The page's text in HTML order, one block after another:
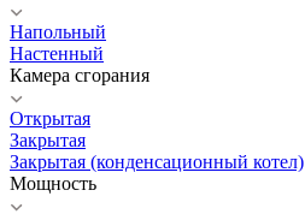
Напольный
Настенный
Камера сгорания
Открытая
Закрытая
Закрытая (конденсационный котел)
Мощность